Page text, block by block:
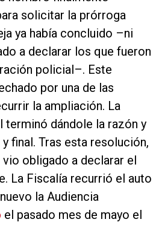
solicitar la prórroga
ya había concluido –ni
a declarar los que fueron
policial–. Este
por una de las
la ampliación. La
terminó dándole la razón y
final. Tras esta resolución,
obligado a declarar el
La Fiscalía recurrió el auto
la Audiencia
el pasado mes de mayo el